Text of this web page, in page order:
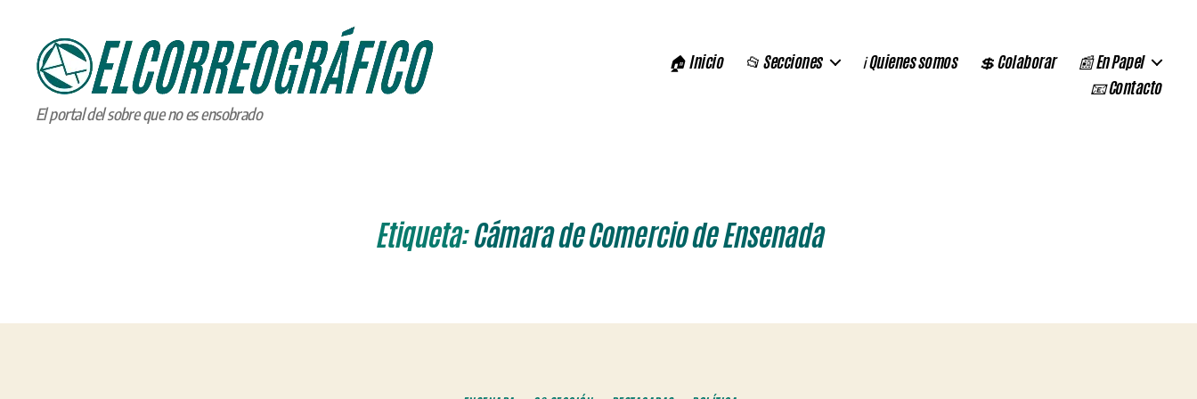
ELCORREOGRÁFICO
El portal del sobre que no es ensobrado
🏠 Inicio 📂 Secciones ℹ️ Quienes somos 💲 Colaborar
📰 En Papel
📧 Contacto
Etiqueta:Cámara de Comercio de Ensenada
Categorías